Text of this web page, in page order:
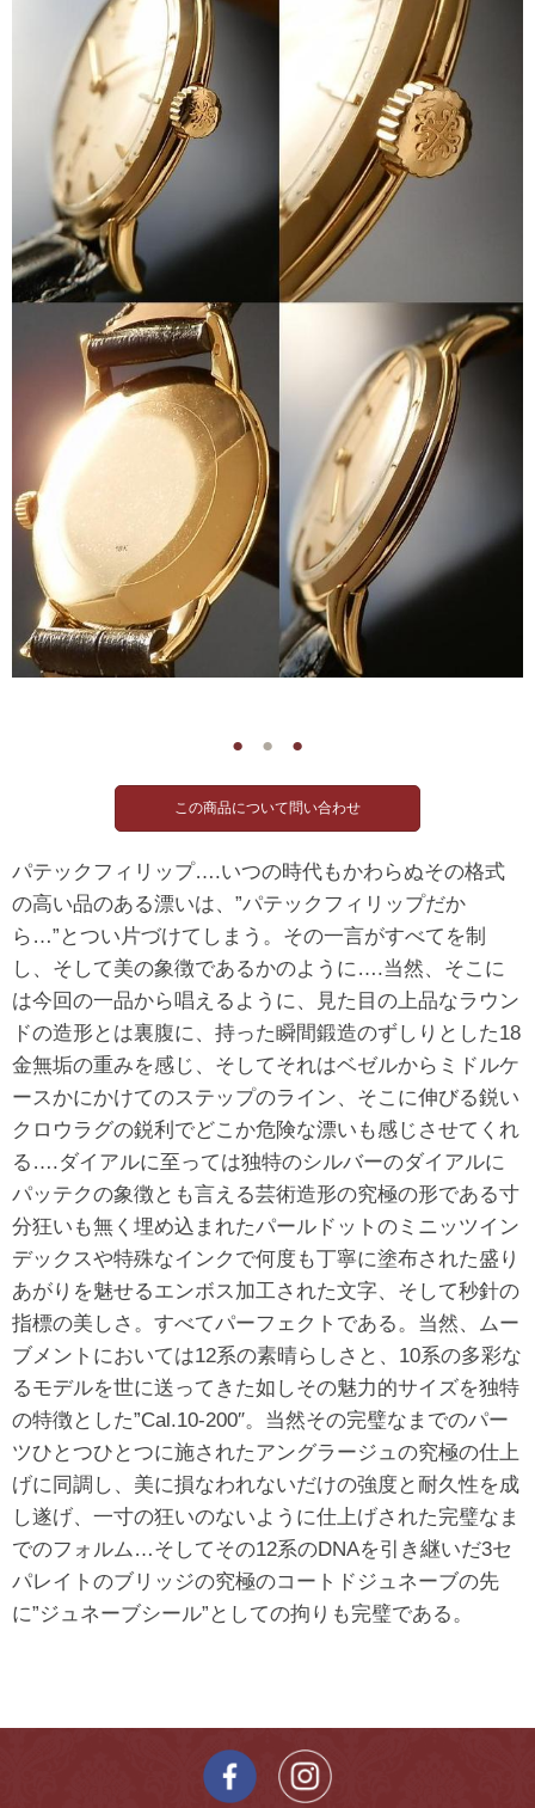
● ● ●
パテックフィリップ….いつの時代もかわらぬその格式
の高い品のある漂いは、”パテックフィリップだか
ら…”とつい片づけてしまう。その一言がすべてを制
し、そして美の象徴であるかのように….当然、そこに
は今回の一品から唱えるように、見た目の上品なラウン
ドの造形とは裏腹に、持った瞬間鍛造のずしりとした18
金無垢の重みを感じ、そしてそれはベゼルからミドルケ
ースかにかけてのステップのライン、そこに伸びる鋭い
クロウラグの鋭利でどこか危険な漂いも感じさせてくれ
る….ダイアルに至っては独特のシルバーのダイアルに
パッテクの象徴とも言える芸術造形の究極の形である寸
分狂いも無く埋め込まれたパールドットのミニッツイン
デックスや特殊なインクで何度も丁寧に塗布された盛り
あがりを魅せるエンボス加工された文字、そして秒針の
指標の美しさ。すべてパーフェクトである。当然、ムー
ブメントにおいては12系の素晴らしさと、10系の多彩な
るモデルを世に送ってきた如しその魅力的サイズを独特
の特徴とした”Cal.10-200″。当然その完璧なまでのパー
ツひとつひとつに施されたアングラージュの究極の仕上
げに同調し、美に損なわれないだけの強度と耐久性を成
し遂げ、一寸の狂いのないように仕上げされた完璧なま
でのフォルム…そしてその12系のDNAを引き継いだ3セ
パレイトのブリッジの究極のコートドジュネーブの先
に”ジュネーブシール”としての拘りも完璧である。